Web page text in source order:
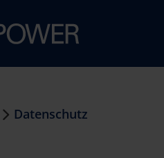
 Datenschutz